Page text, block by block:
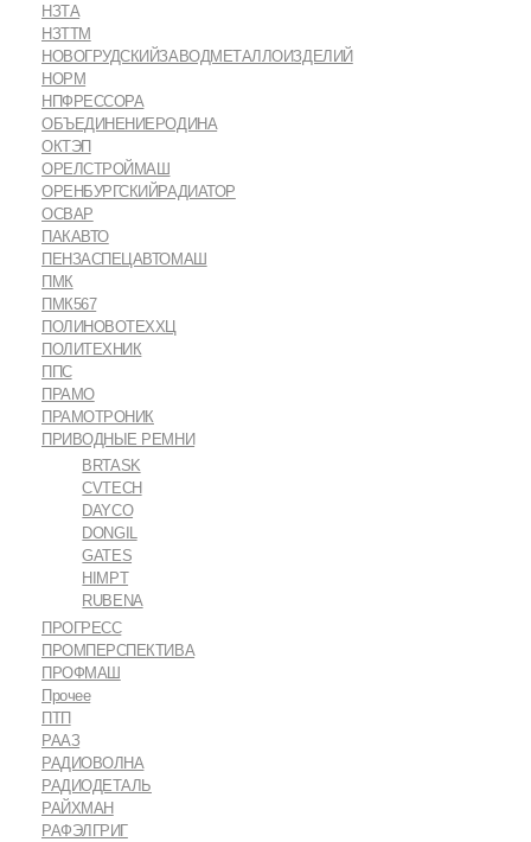
НЗТА
НЗТТМ
НОВОГРУДСКИЙЗАВОДМЕТАЛЛОИЗДЕЛИЙ
НОРМ
НПФРЕССОРА
ОБЪЕДИНЕНИЕРОДИНА
ОКТЭП
ОРЕЛСТРОЙМАШ
ОРЕНБУРГСКИЙРАДИАТОР
ОСВАР
ПАКАВТО
ПЕНЗАСПЕЦАВТОМАШ
ПМК
ПМК567
ПОЛИНОВОТЕХХЦ
ПОЛИТЕХНИК
ППС
ПРАМО
ПРАМОТРОНИК
ПРИВОДНЫЕ РЕМНИ
BRTASK
CVTECH
DAYCO
DONGIL
GATES
HIMPT
RUBENA
ПРОГРЕСС
ПРОМПЕРСПЕКТИВА
ПРОФМАШ
Прочее
ПТП
РААЗ
РАДИОВОЛНА
РАДИОДЕТАЛЬ
РАЙХМАН
РАФЭЛГРИГ